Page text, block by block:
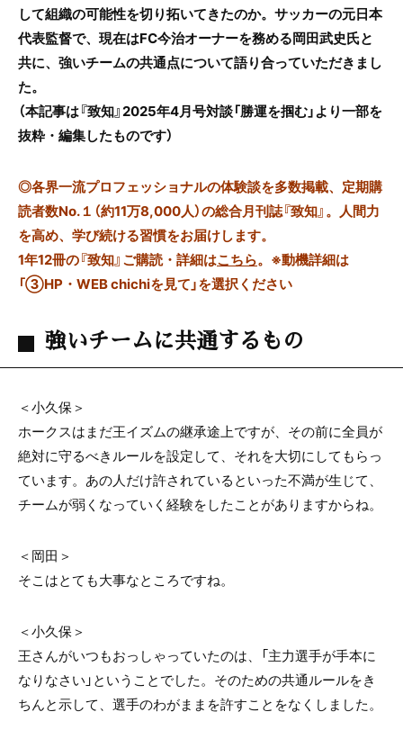
して組織の可能性を切り拓いてきたのか。サッカーの元日本
代表監督で、現在はFC今治オーナーを務める岡田武史氏と
共に、強いチームの共通点について語り合っていただきまし
た。
（本記事は『致知』2025年4月号対談「勝運を掴む」より一部を
抜粋・編集したものです）
◎各界一流プロフェッショナルの体験談を多数掲載、定期購
読者数No.１（約11万8,000人）の総合月刊誌『致知』。人間力
を高め、学び続ける習慣をお届けします。
1年12冊の『致知』ご購読・詳細はこちら。 ※動機詳細は
「③HP・WEB chichiを見て」を選択ください
強いチームに共通するもの
＜小久保＞
ホークスはまだ王イズムの継承途上ですが、その前に全員が
絶対に守るべきルールを設定して、それを大切にしてもらっ
ています。あの人だけ許されているといった不満が生じて、
チームが弱くなっていく経験をしたことがありますからね。
＜岡田＞
そこはとても大事なところですね。
＜小久保＞
王さんがいつもおっしゃっていたのは、「主力選手が手本に
なりなさい」ということでした。そのための共通ルールをき
ちんと示して、選手のわがままを許すことをなくしました。